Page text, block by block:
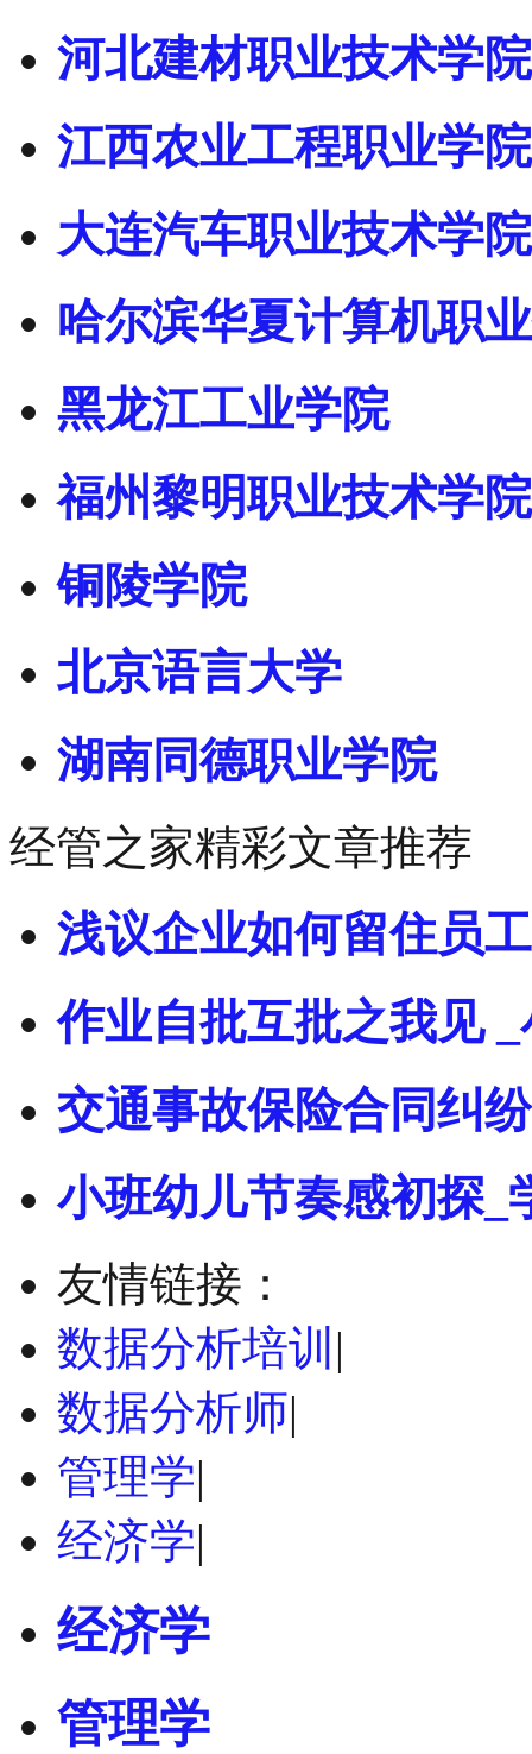
河北建材职业技术学院
江西农业工程职业学院
大连汽车职业技术学院
哈尔滨华夏计算机职
黑龙江工业学院
福州黎明职业技术学院
铜陵学院
北京语言大学
湖南同德职业学院
经管之家精彩文章推荐
浅议企业如何留住员
作业自批互批之我见 _
交通事故保险合同纠
小班幼儿节奏感初探_
友情链接：
数据分析培训 |
数据分析师|
管理学|
经济学|
经济学
管理学